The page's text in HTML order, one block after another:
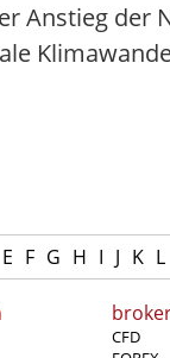
Anstieg
E F G H I J K L
CFD